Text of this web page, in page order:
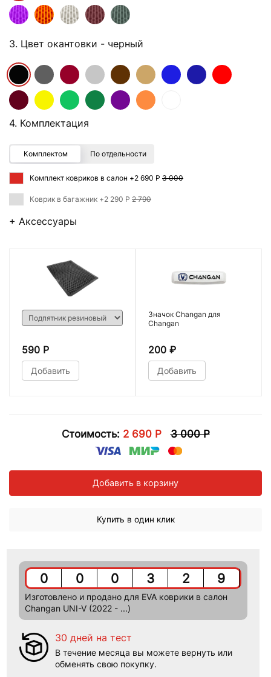
3. Цвет окантовки - черный
4. Комплектация
Комплектом По отдельности
Комплект ковриков в салон +2 690 Р 3 000
Коврик в багажник +2 290 Р 2 790
+ Аксессуары
590 Р
Добавить
Значок Changan для
Changan
200 ₽
Добавить
Стоимость: 2 690 Р 3 000 Р
Добавить в корзину
Купить в один клик
0 0 0 3 2 9
Изготовлено и продано для EVA коврики в салон
Changan UNI-V (2022 - ...)
30 дней на тест
В течение месяца вы можете вернуть или
обменять свою покупку.